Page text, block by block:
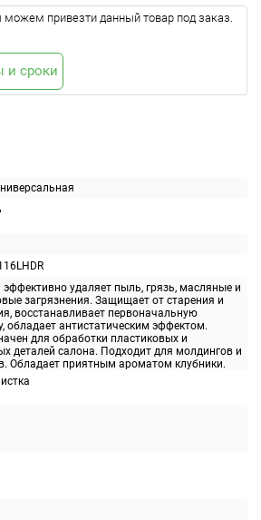
эффективно удаляет пыль, грязь, масляные и
загрязнения. Защищает от старения и
восстанавливает первоначальную
обладает антистатическим эффектом.
для обработки пластиковых и
деталей салона. Подходит для молдингов и
Обладает приятным ароматом клубники.
привезти данный товар под заказ.
и сроки